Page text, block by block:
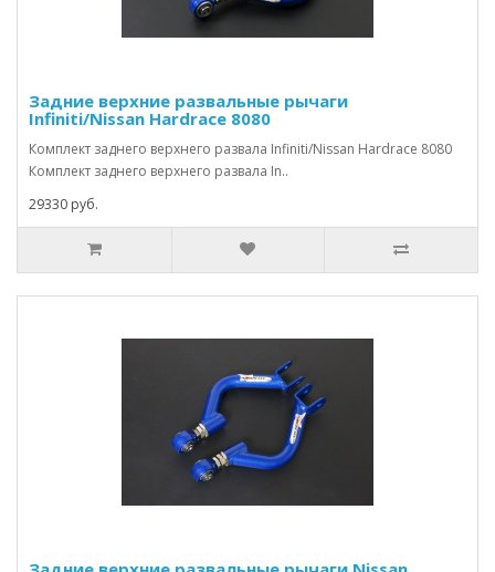
Задние верхние развальные рычаги
Infiniti/Nissan Hardrace 8080
Комплект заднего верхнего развала Infiniti/Nissan Hardrace 8080
Комплект заднего верхнего развала In..
29330 руб.